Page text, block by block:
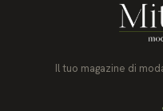
Il tuo magazine di